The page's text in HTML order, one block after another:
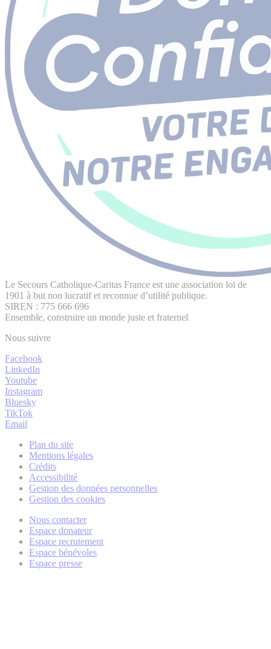
Le Secours Catholique-Caritas France est une association loi de
1901 à but non lucratif et reconnue d’utilité publique.
SIREN : 775 666 696
Ensemble, construire un monde juste et fraternel
Nous suivre
Facebook
LinkedIn
Youtube
Instagram
Bluesky
TikTok
Email
Plan du site
Mentions légales
Crédits
Accessibilité
Gestion des données personnelles
Gestion des cookies
Nous contacter
Espace donateur
Espace recrutement
Espace bénévoles
Espace presse